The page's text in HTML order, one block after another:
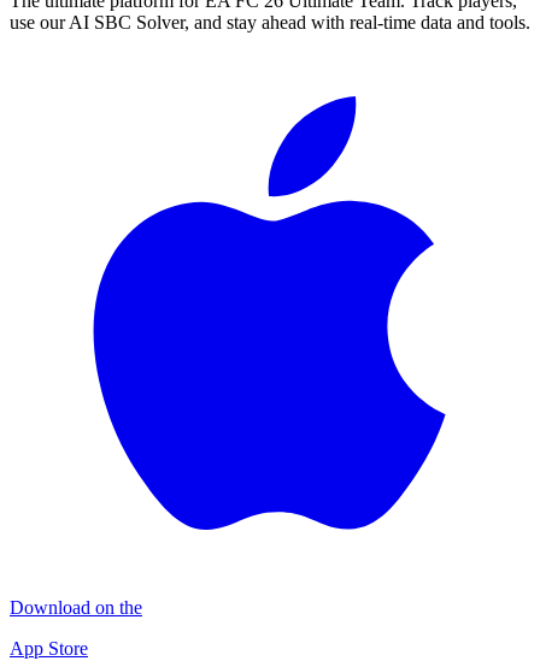
use our AI SBC Solver, and stay ahead with real-time data and tools.
Download on the
App Store